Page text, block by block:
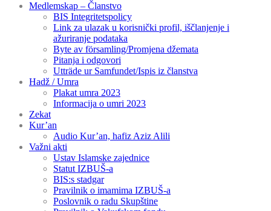
Medlemskap – Članstvo
BIS Integritetspolicy
Link za ulazak u korisnički profil, iščlanjenje i
ažuriranje podataka
Byte av församling/Promjena džemata
Pitanja i odgovori
Utträde ur Samfundet/Ispis iz članstva
Hadž / Umra
Plakat umra 2023
Informacija o umri 2023
Zekat
Kur’an
Audio Kur’an, hafiz Aziz Alili
Važni akti
Ustav Islamske zajednice
Statut IZBUŠ-a
BIS:s stadgar
Pravilnik o imamima IZBUŠ-a
Poslovnik o radu Skupštine